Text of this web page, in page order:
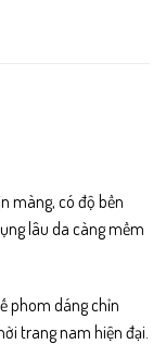
màng, có độ bền
lâu da càng mềm
phom dáng chỉn
trang nam hiện đại.